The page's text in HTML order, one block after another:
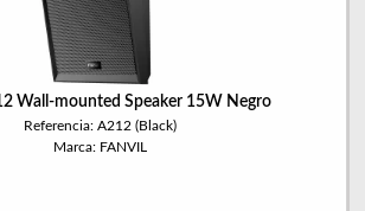
Wall-mounted Speaker 15W Negro
Referencia: A212 (Black)
Marca: FANVIL